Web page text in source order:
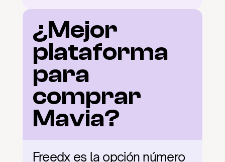
¿Mejor
plataforma
para
comprar
Mavia?
Freedx es la opción número